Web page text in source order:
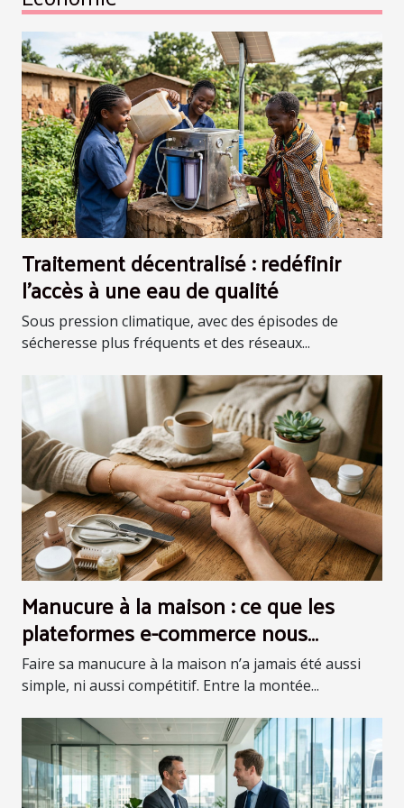
Traitement décentralisé : redéfinir
l’accès à une eau de qualité
Sous pression climatique, avec des épisodes de
sécheresse plus fréquents et des réseaux...
Manucure à la maison : ce que les
plateformes e-commerce nous
apprennent sur l’expérience client
Faire sa manucure à la maison n’a jamais été aussi
simple, ni aussi compétitif. Entre la montée...